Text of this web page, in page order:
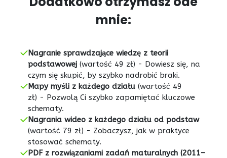
mnie:
Nagranie sprawdzające wiedzę z teorii
podstawowej (wartość 49 zł) - Dowiesz się, na
czym się skupić, by szybko nadrobić braki.
Mapy myśli z każdego działu (wartość 49
zł) - Pozwolą Ci szybko zapamiętać kluczowe
schematy.
Nagrania wideo z każdego działu od podstaw
(wartość 79 zł) - Zobaczysz, jak w praktyce
stosować schematy.
PDF z rozwiązaniami zadań maturalnych (2011–